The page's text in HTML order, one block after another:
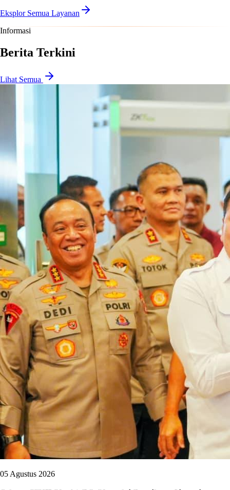
Eksplor Semua Layanan
Informasi
Berita Terkini
Lihat Semua
05 Agustus 2026